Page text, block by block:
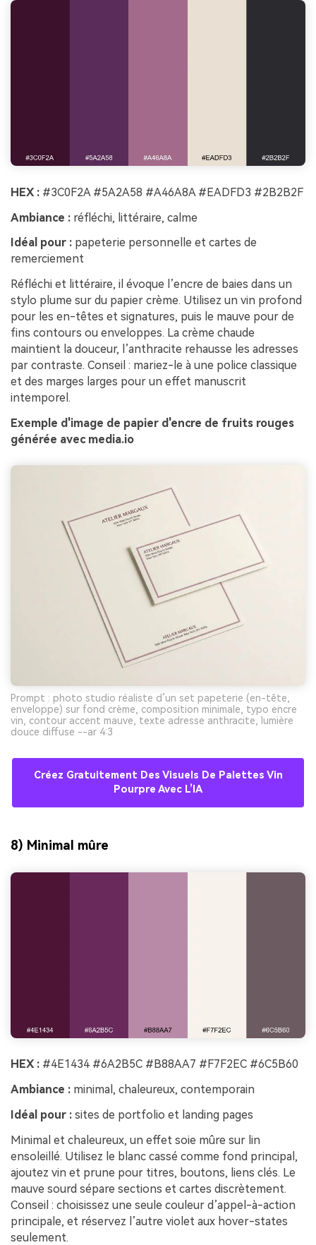
HEX : #3C0F2A #5A2A58 #A46A8A #EADFD3 #2B2B2F
Ambiance : réfléchi, littéraire, calme
Idéal pour : papeterie personnelle et cartes de
remerciement
Réfléchi et littéraire, il évoque l’encre de baies dans un
stylo plume sur du papier crème. Utilisez un vin profond
pour les en-têtes et signatures, puis le mauve pour de
fins contours ou enveloppes. La crème chaude
maintient la douceur, l’anthracite rehausse les adresses
par contraste. Conseil : mariez-le à une police classique
et des marges larges pour un effet manuscrit
intemporel.
Exemple d'image de papier d'encre de fruits rouges
générée avec media.io
Prompt : photo studio réaliste d’un set papeterie (en-tête,
enveloppe) sur fond crème, composition minimale, typo encre
vin, contour accent mauve, texte adresse anthracite, lumière
douce diffuse --ar 4:3
Créez Gratuitement Des Visuels De Palettes Vin
Pourpre Avec L’IA
8) Minimal mûre
HEX : #4E1434 #6A2B5C #B88AA7 #F7F2EC #6C5B60
Ambiance : minimal, chaleureux, contemporain
Idéal pour : sites de portfolio et landing pages
Minimal et chaleureux, un effet soie mûre sur lin
ensoleillé. Utilisez le blanc cassé comme fond principal,
ajoutez vin et prune pour titres, boutons, liens clés. Le
mauve sourd sépare sections et cartes discrètement.
Conseil : choisissez une seule couleur d’appel-à-action
principale, et réservez l’autre violet aux hover-states
seulement.